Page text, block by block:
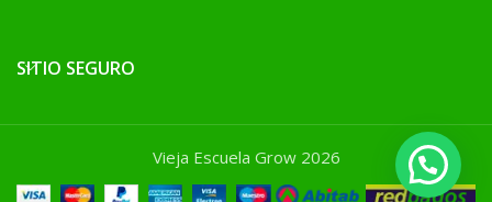
SITIO SEGURO
Vieja Escuela Grow 2026